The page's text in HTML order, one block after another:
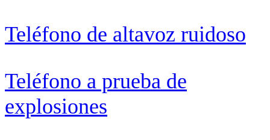
Teléfono de altavoz ruidoso
Teléfono a prueba de
explosiones